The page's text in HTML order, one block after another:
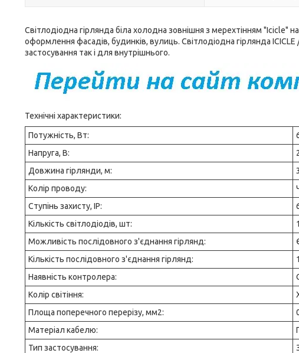
Світлодіодна гірлянда біла холодна зовнішня з мерехтінням "Icicle"
оформлення фасадів, будинків, вулиць. Світлодіодна гірлянда
застосування так і для внутрішнього.
Технічні характеристики:
Потужність, Вт:
Напруга, В:
Довжина гірлянди, м:
3
Колір проводу:
Ступінь захисту, IP:
Кількість світлодіодів, шт:
Можливість послідовного з'єднання гірлянд:
Кількість послідовного з'єднання гірлянд:
Наявність контролера:
Колір світіння:
Площа поперечного перерізу, мм2:
Матеріал кабелю:
Тип застосування: